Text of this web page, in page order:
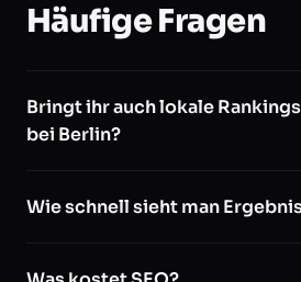
Häufige Fragen
Bringt ihr auch lokale
bei Berlin?
Wie schnell sieht man